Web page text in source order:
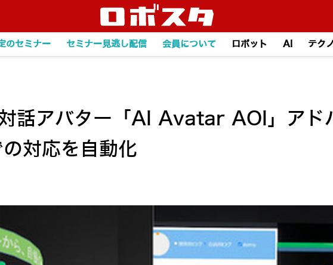
のセミナー セミナー見逃し配信 会員について ロボット AI テク
話アバター「AI Avatar AOI」アド
対応を自動化